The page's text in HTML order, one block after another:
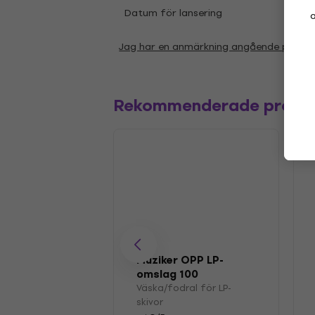
Datum för lansering
Jag har en anmärkning angående
Rekommenderade
Muziker OPP LP-
omslag 100
Väska/fodral för LP-
skivor